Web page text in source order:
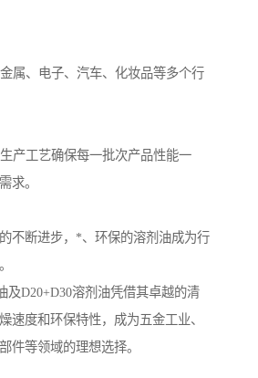
属、电子、汽车、化妆品等多个行
产工艺确保每一批次产品性能一
求。
不断进步，*、环保的溶剂油成为行
及D20+D30溶剂油凭借其卓越的清
速度和环保特性，成为五金工业、
件等领域的理想选择。